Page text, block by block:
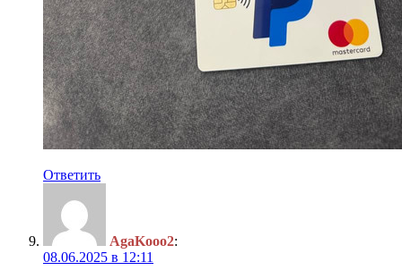
Ответить
AgaKooo2:
08.06.2025 в 12:11